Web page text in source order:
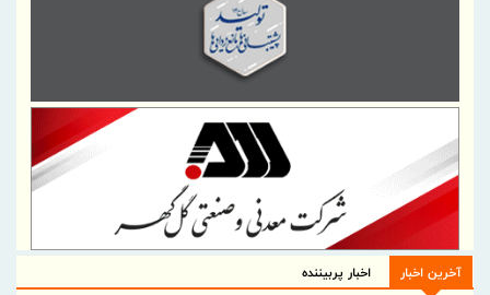
آخرین اخبار اخبار پربیننده